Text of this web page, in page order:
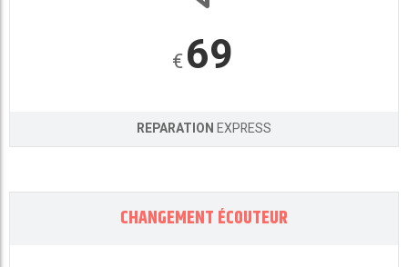
€69
REPARATIONEXPRESS
CHANGEMENT ÉCOUTEUR